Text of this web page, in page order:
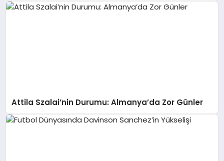
Attila Szalai’nin Durumu: Almanya’da Zor Günler